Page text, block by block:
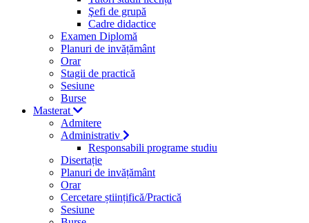
Şefi de grupă
Cadre didactice
Examen Diplomă
Planuri de invățământ
Orar
Stagii de practică
Sesiune
Burse
Masterat
Admitere
Administrativ
Responsabili programe studiu
Disertație
Planuri de invățământ
Orar
Cercetare științifică/Practică
Sesiune